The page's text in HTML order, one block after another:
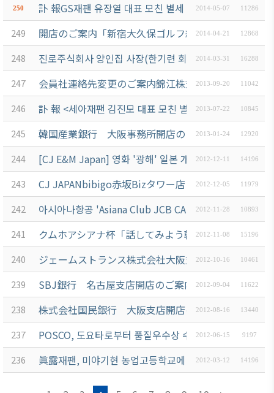
250 訃 報GS재팬 유장열 대표 모친 별세 2014-05-07 11286
249 開店のご案内「新宿大久保ゴルフ練習場」㈱テクノ
2014-04-21 12868
248 진로주식회사 양인집 사장(한기련 회장) Danilo Medina
2014-03-31 16288
247 会員社連絡先変更のご案内錦江株式会社
2013-09-20 11042
246 訃 報 <세아재팬 김진모 대표 모친 별세>2013-07-22 10845
245 韓国産業銀行 大阪事務所開店のご案内
2013-01-24 12920
244 [CJ E&M Japan] 영화 '광해' 일본 개봉기념 특별할인 예
2012-12-11 14196
243 CJ JAPANbibigo赤坂Bizタワー店 開店のご案内
2012-12-05 11979
242 아시아나항공 'Asiana Club JCB CARD' 탄생 기념 캠페
2012-11-28 10893
241 クムホアシアナ杯「話してみよう韓国語」高校生大
2012-11-08 15196
240 ジェームストランス株式会社大阪支店 開店のご案内
2012-10-16 10461
239 SBJ銀行 名古屋支店開店のご案内 2012-09-04 11622
238 株式会社国民銀行 大阪支店開店のご案内
2012-08-16 13440
237 POSCO, 도요타로부터 품질우수상 수상2012-06-15 9197
236 眞露재팬, 미야기현 농업고등학교에 3천만엔 상당의 농
2012-03-12 14196